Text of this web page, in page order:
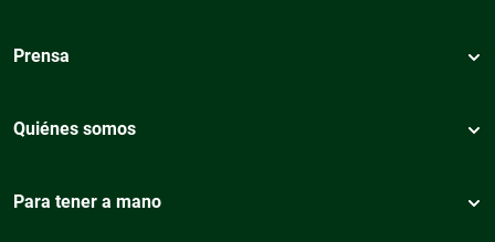
Prensa
Quiénes somos
Para tener a mano